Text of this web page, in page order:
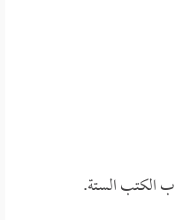
الكتب الستة.